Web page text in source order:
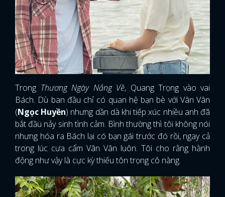
Trong Thương Ngày Nắng Về, Quang Trọng vào vai
Bách. Dù ban đầu chỉ có quan hệ bạn bè với Vân Vân
(Ngọc Huyền) nhưng dần dà khi tiếp xúc nhiều anh đã
bắt đầu nảy sinh tình cảm. Bình thường thì tôi không nói
nhưng hóa ra Bách lại có bạn gái trước đó rồi, ngay cả
trong lúc cưa cẩm Vân Vân luôn. Tôi cho rằng hành
động như vậy là cực kỳ thiếu tôn trọng cô nàng.